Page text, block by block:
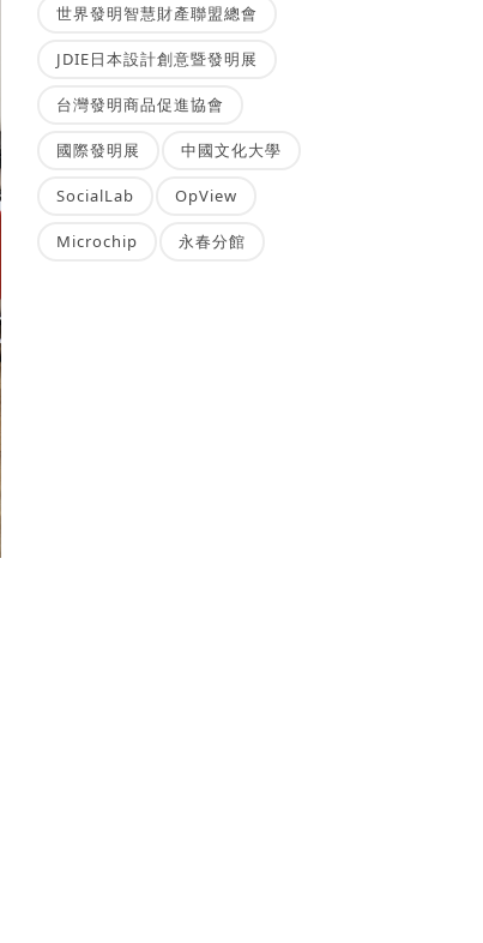
世界發明智慧財產聯盟總會
JDIE日本設計創意暨發明展
台灣發明商品促進協會
國際發明展 中國文化大學
SocialLab OpView
Microchip 永春分館